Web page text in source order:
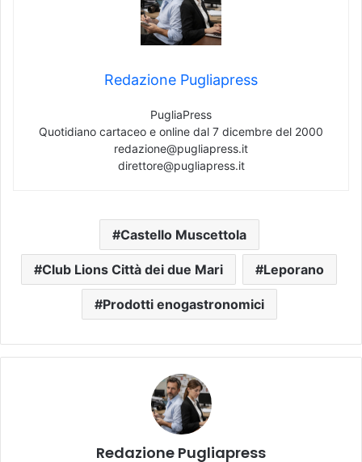
Redazione Pugliapress
PugliaPress
Quotidiano cartaceo e online dal 7 dicembre del 2000
redazione@pugliapress.it
direttore@pugliapress.it
Castello Muscettola
Club Lions Città dei due Mari Leporano
Prodotti enogastronomici
Redazione Pugliapress